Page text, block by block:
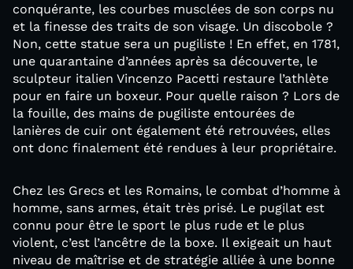
conquérante, les courbes musclées de son corps nu
et la finesse des traits de son visage. Un discobole ?
Non, cette statue sera un pugiliste ! En effet, en 1781,
une quarantaine d’années après sa découverte, le
sculpteur italien Vincenzo Pacetti restaure l’athlète
pour en faire un boxeur. Pour quelle raison ? Lors de
la fouille, des mains de pugiliste entourées de
lanières de cuir ont également été retrouvées, elles
ont donc finalement été rendues à leur propriétaire.
Chez les Grecs et les Romains, le combat d’homme à
homme, sans armes, était très prisé. Le pugilat est
connu pour être le sport le plus rude et le plus
violent, c’est l’ancêtre de la boxe. Il exigeait un haut
niveau de maîtrise et de stratégie alliée à une bonne